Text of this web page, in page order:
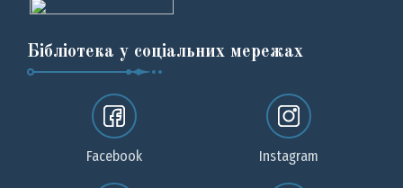
Бібліотека у соціальних мережах
Facebook Instagram